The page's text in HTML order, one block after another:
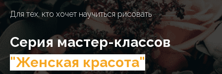
Для тех, кто хочет научиться рисовать
Серия мастер-классов
"Женская красота"